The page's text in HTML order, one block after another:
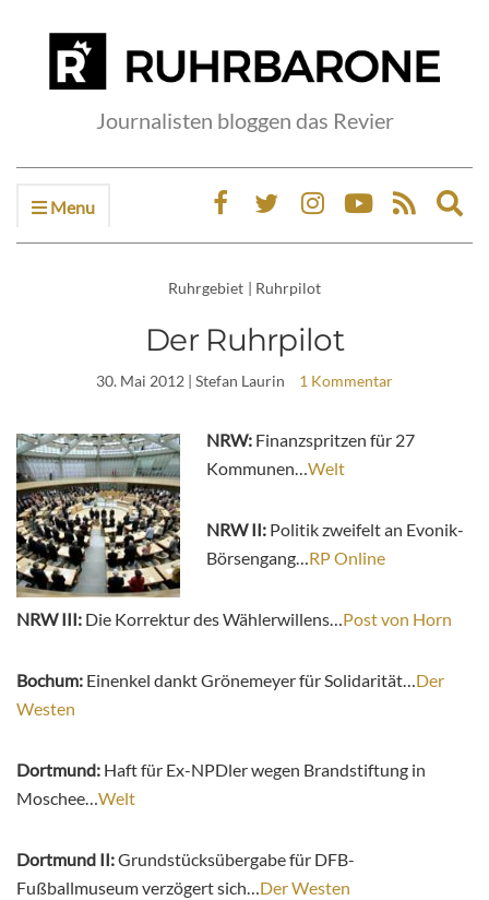
Journalisten bloggen das Revier
Menu
Ruhrgebiet | Ruhrpilot
Der Ruhrpilot
30. Mai 2012 | Stefan Laurin 1 Kommentar
NRW: Finanzspritzen für 27
Kommunen…Welt
NRW II: Politik zweifelt an Evonik-
Börsengang…RP Online
NRW III: Die Korrektur des Wählerwillens…Post von Horn
Bochum: Einenkel dankt Grönemeyer für Solidarität…Der
Westen
Dortmund: Haft für Ex-NPDler wegen Brandstiftung in
Moschee…Welt
Dortmund II:Grundstücksübergabe für DFB-
Fußballmuseum verzögert sich…Der Westen